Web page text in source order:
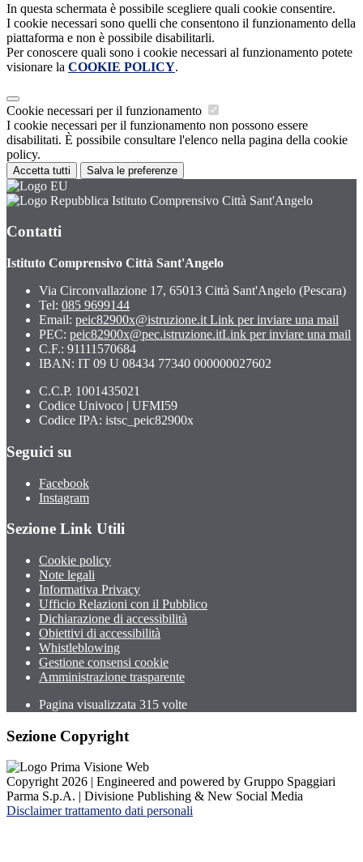
In questa schermata è possibile scegliere quali cookie consentire.
I cookie necessari sono quelli che consentono il funzionamento della
piattaforma e non è possibile disabilitarli.
Per conoscere quali sono i cookie necessari al funzionamento potete
visionare la COOKIE POLICY.
Cookie necessari per il funzionamento
I cookie necessari per il funzionamento non possono essere
disabilitati. È possibile consultare l'elenco nella pagina della cookie
policy.
Accetta tutti Salva le preferenze
Istituto Comprensivo Città Sant'Angelo
Contatti
Istituto Comprensivo Città Sant'Angelo
Via Circonvallazione 17, 65013 Città Sant'Angelo (Pescara)
Tel: 085 9699144
Email: peic82900x@istruzione.it Link per inviare una mail
PEC: peic82900x@pec.istruzione.itLink per inviare una mail
C.F.: 91111570684
IBAN: IT 09 U 08434 77340 000000027602
C.C.P. 1001435021
Codice Univoco | UFMI59
Codice IPA: istsc_peic82900x
Seguici su
Facebook
Instagram
Sezione Link Utili
Cookie policy
Note legali
Informativa Privacy
Ufficio Relazioni con il Pubblico
Dichiarazione di accessibilità
Obiettivi di accessibilità
Whistleblowing
Gestione consensi cookie
Amministrazione trasparente
Pagina visualizzata 315 volte
Sezione Copyright
Copyright 2026 | Engineered and powered by Gruppo Spaggiari
Parma S.p.A. | Divisione Publishing & New Social Media
Disclaimer trattamento dati personali